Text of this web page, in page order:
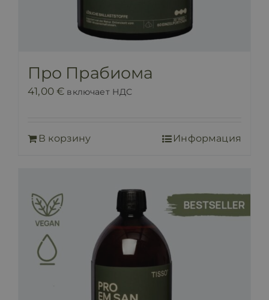
Про Прабиома
41,00€ включает НДС
В корзину Информация